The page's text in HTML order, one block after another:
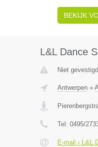
BEKIJK
L&L Dance
Niet
Antwerpen»
Tel: 0495/
E-mail › L&L